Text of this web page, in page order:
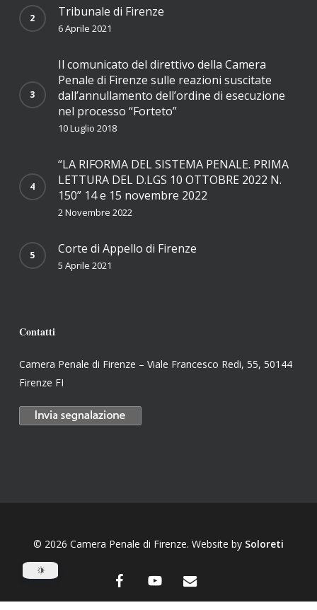
Tribunale di Firenze
6 Aprile 2021
Il comunicato del direttivo della Camera
Penale di Firenze sulle reazioni suscitate
dall’annullamento dell’ordine di esecuzione
nel processo “Forteto”
10 Luglio 2018
“LA RIFORMA DEL SISTEMA PENALE. PRIMA
LETTURA DEL D.LGS 10 OTTOBRE 2022 N.
150” 14 e 15 novembre 2022
2 Novembre 2022
Corte di Appello di Firenze
5 Aprile 2021
Contatti
Camera Penale di Firenze – Viale Francesco Redi, 55, 50144
Firenze FI
© 2026 Camera Penale di Firenze. Website by Soloreti
facebookyoutubeemail